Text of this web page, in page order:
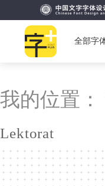
全部字
我的位置：
Lektorat